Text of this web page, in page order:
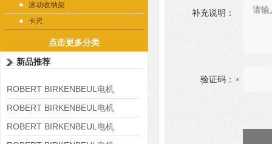
滚动收纳架
卡尺
点击更多分类
新品推荐
ROBERT BIRKENBEUL电机
8APE225M-4-IE3
ROBERT BIRKENBEUL电机
8APE180L-4 IE3
ROBERT BIRKENBEUL电机
补充说明：
验证码：